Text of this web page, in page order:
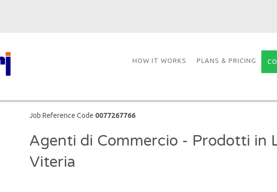
HOW IT WORKS PLANS & PRICING
Job Reference Code 0077267766
Agenti di Commercio - Prodotti in
Viteria